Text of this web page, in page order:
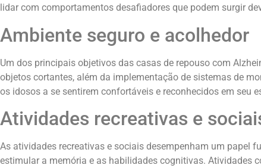
lidar com comportamentos desafiadores que podem surgir
Ambiente seguro e acolhedor
Um dos principais objetivos das casas de repouso com
objetos cortantes, além da implementação de sistemas de
os idosos a se sentirem confortáveis e reconhecidos em seu
Atividades recreativas e
As atividades recreativas e sociais desempenham um papel
estimular a memória e as habilidades cognitivas. Atividades